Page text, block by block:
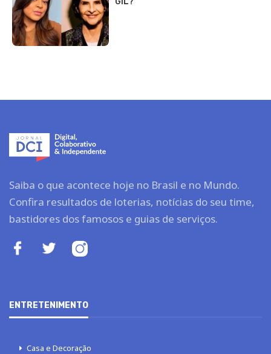
Saiba o que acontece hoje no Brasil e no Mundo.
Confira resultados de loterias, notícias do seu time,
bastidores dos famosos e guias de serviços.
ENTRETENIMENTO
Casa e Decoração